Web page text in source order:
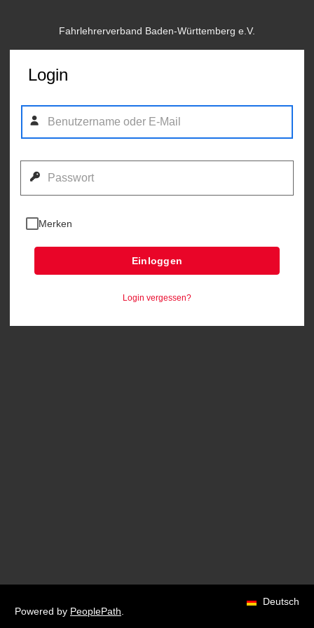
Fahrlehrerverband Baden-Württemberg e.V.
Login
Merken
Einloggen
Login vergessen?
Deutsch
Powered by PeoplePath